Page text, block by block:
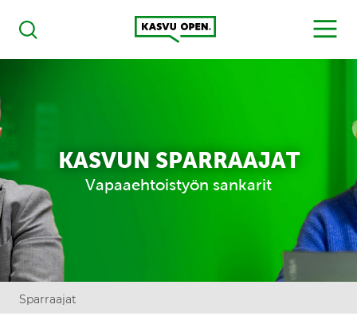
Haku
Kasvu Open
MENU
KASVUN SPARRAAJAT
Vapaaehtoistyön sankarit
Sparraajat